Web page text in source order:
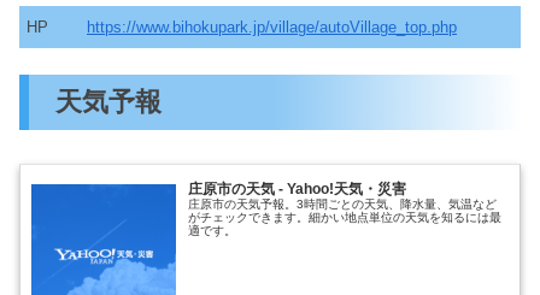
HP https://www.bihokupark.jp/village/autoVillage_top.php
天気予報
庄原市の天気 - Yahoo!天気・災害
庄原市の天気予報。3時間ごとの天気、降水量、気温など
がチェックできます。細かい地点単位の天気を知るには最
適です。